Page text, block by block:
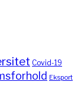
Covid-19
Eksport